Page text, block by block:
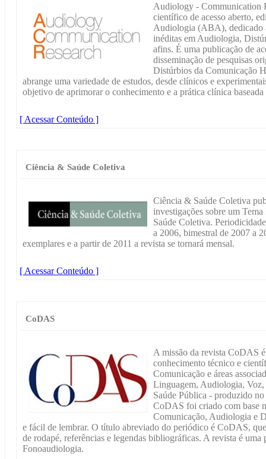
Audiology - Communication
científico de acesso aberto,
Audiologia (ABA), dedicado
inéditas em Audiologia,
afins. É uma publicação de
disseminação de pesquisas
Distúrbios da Comunicação
abrange uma variedade de estudos, desde clínicos e
objetivo de aprimorar o conhecimento e a prática clínica baseada
[ Acessar Conteúdo ]
Ciência & Saúde Coletiva
Ciência & Saúde Coletiva
investigações sobre um
Saúde Coletiva.
a 2006, bimestral de 2007 a
exemplares e a partir de 2011 a revista se tornará mensal.
[ Acessar Conteúdo ]
CoDAS
A missão da revista CoDAS
conhecimento técnico e
Comunicação e áreas
Linguagem, Audiologia,
Saúde Pública - produzido
CoDAS foi criado com base
Comunicação, Audiologia e
e fácil de lembrar. O título abreviado do periódico é CoDAS,
de rodapé, referências e legendas bibliográficas. A revista é
Fonoaudiologia.